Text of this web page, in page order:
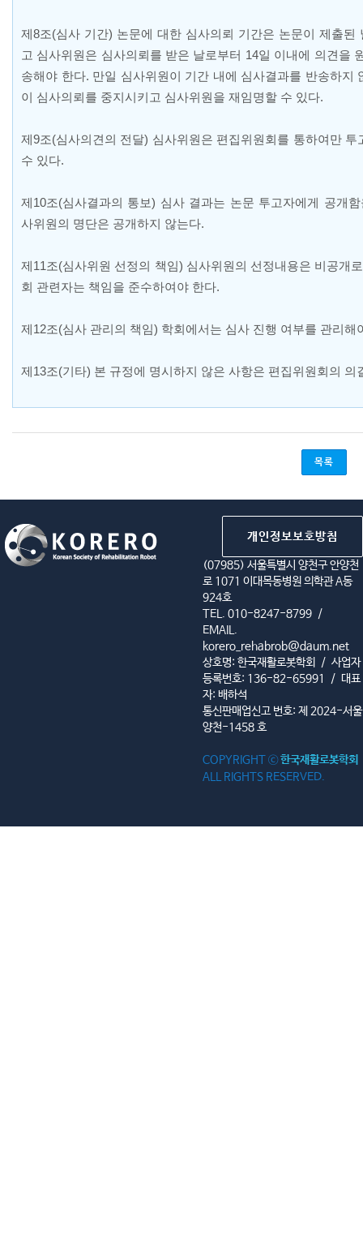
제 8조(심사 기간) 논문에 대한 심사의뢰 기간은 논문이 제출된
고 심사위원은 심사의뢰를 받은 날로부터 14일 이내에 의견을
송해야 한다. 만일 심사위원이 기간 내에 심사결과를 반송하지
이 심사의뢰를 중지시키고 심사위원을 재임명할 수 있다.
제 9조(심사의견의 전달) 심사위원은 편집위원회를 통하여만 투
수 있다.
제 10조(심사결과의 통보) 심사 결과는 논문 투고자에게 공개
사위원의 명단은 공개하지 않는다.
제 11 조(심사위원 선정의 책임) 심사위원의 선정내용은 비공개
회 관련자는 책임을 준수하여야 한다.
제 12조(심사 관리의 책임) 학회에서는 심사 진행 여부를 관리해
제 13조(기타) 본 규정에 명시하지 않은 사항은 편집위원회의 의
목록
개인정보보호방침
(07985) 서울특별시 양천구 안양천
로 1071 이대목동병원 의학관 A동
924호
TEL. 010-8247-8799 /
EMAIL.
korero_rehabrob@daum.net
상호명: 한국재활로봇학회
/ 사업자
등록번호: 136-82-65991
/ 대표
자: 배하석
통신판매업신고 번호: 제 2024-서울
양천-1458 호
COPYRIGHT ⓒ한국재활로봇학회
ALL RIGHTS RESERVED.